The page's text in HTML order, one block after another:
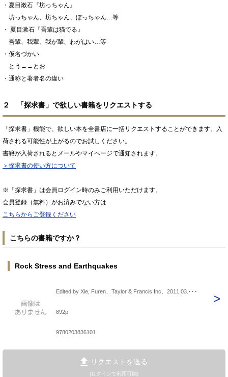
・夏目漱石『坊っちゃん』
坊っちゃん、坊ちゃん、ぼっちゃん…等
・ 夏目漱石『吾輩は猫でる』
吾輩、我輩、我が輩、わがはい…等
・仮名づかい
とう←→とお
・通称と著者名の違い
２ 「探求書」で欲しい書籍をリクエストする
「探求書」機能で、欲しい本を全書店に一括リクエストすることができます。入
荷される可能性が上がるのでお試しください。
書籍が入荷されるとメールやマイページで通知されます。
＞探求書の使い方について
※「探求書」は会員ログイン時のみご利用いただけます。
会員登録（無料）がお済みでない方は
こちらからご登録ください
こちらの書籍ですか？
Rock Stress and Earthquakes
Edited by Xie, Furen、Taylor & Francis Inc、2011.03.･･･
892p
9780203836101
リクエストを送る
(ログインで利用可能)